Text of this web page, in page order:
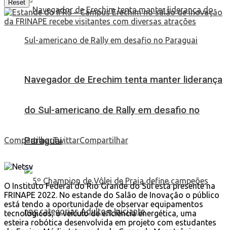
Navegador de Erechim tenta manter liderança
do Sul-americano de Rally em desafio no
Paraguai
Reset
CompartilharTwittarCompartilhar
O Instituto Federal do Rio Grande do Sul está presente na
FRINAPE 2022. No estande do Salão de Inovação o público
está tendo a oportunidade de observar equipamentos
tecnológicos, o veículo de eficiência energética, uma
esteira robótica desenvolvida em projeto com estudantes